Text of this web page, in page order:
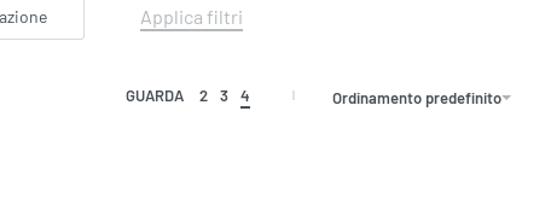
Applica filtri
GUARDA 2 3 4 Ordinamento predefinito